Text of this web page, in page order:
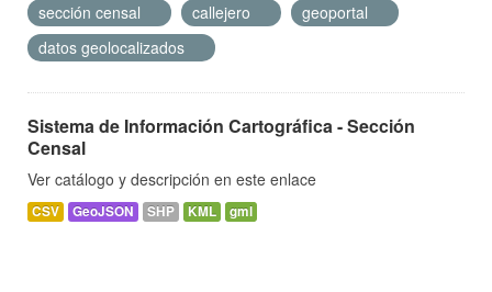
sección censal
callejero
geoportal
datos geolocalizados
Sistema de Información Cartográfica - Sección
Censal
Ver catálogo y descripción en este enlace
CSV GeoJSON SHP KML gml